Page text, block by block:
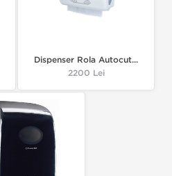
Dispenser Rola Autocut...
Pret
2200 Lei